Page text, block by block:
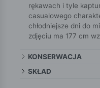
rękawach i tyle
casualowego
chłodniejsze dni do
zdjęciu ma 177 cm
KONSERWACJA
SKŁAD